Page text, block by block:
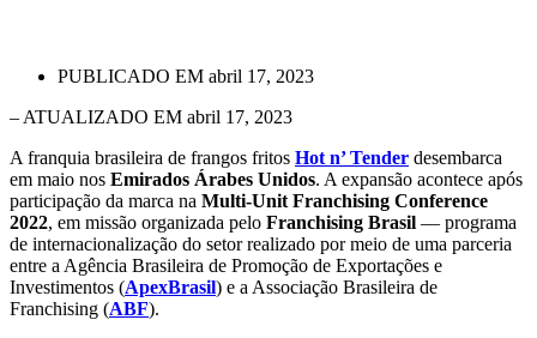
PUBLICADO EM abril 17, 2023
– ATUALIZADO EM abril 17, 2023
A franquia brasileira de frangos fritos Hot n’ Tender desembarca
em maio nos Emirados Árabes Unidos. A expansão acontece após
participação da marca na Multi-Unit Franchising Conference
2022, em missão organizada pelo Franchising Brasil — programa
de internacionalização do setor realizado por meio de uma parceria
entre a Agência Brasileira de Promoção de Exportações e
Investimentos (ApexBrasil) e a Associação Brasileira de
Franchising (ABF).